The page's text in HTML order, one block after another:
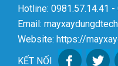
Hotline: 0981.57.14.41
Email:
Website: https://
KẾT NỐI